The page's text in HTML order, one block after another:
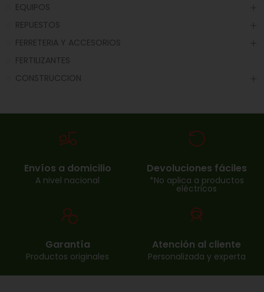
EQUIPOS
REPUESTOS
FERRETERIA Y ACCESORIOS
FERTILIZANTES
CONSTRUCCION
Envíos a domicilio
A nivel nacional
Devoluciones fáciles
*No aplica a productos
eléctricos
Garantía
Productos originales
Atención al cliente
Personalizada y experta